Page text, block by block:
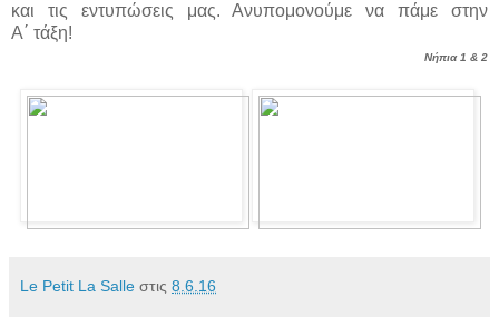
και τις εντυπώσεις μας. Ανυπομονούμε να πάμε στην
Α΄ τάξη!
Νήπια 1 & 2
Le Petit La Salle στις 8.6.16